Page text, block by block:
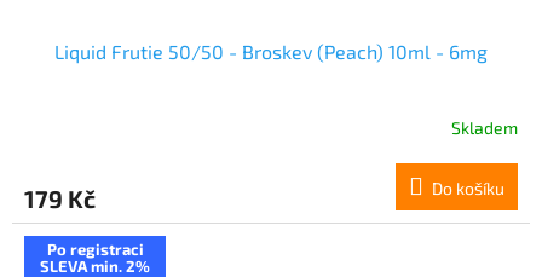
Liquid Frutie 50/50 - Broskev (Peach) 10ml - 6mg
Skladem
179 Kč Do košíku
Po registraci
SLEVA min. 2%